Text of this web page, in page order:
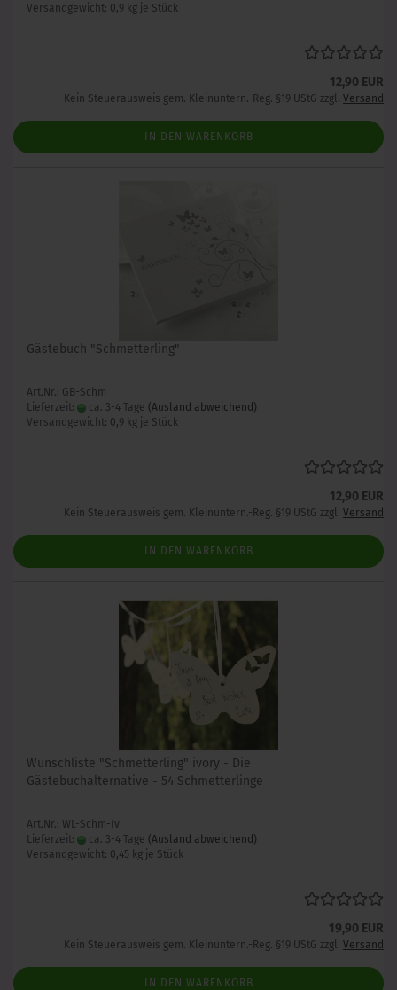
Versandgewicht: 0,9 kg je Stück
12,90 EUR
Kein Steuerausweis gem. Kleinuntern.-Reg. §19 UStG zzgl. Versand
IN DEN WARENKORB
Gästebuch "Schmetterling"
Art.Nr.: GB-Schm
Lieferzeit:
ca. 3-4 Tage (Ausland abweichend)
Versandgewicht: 0,9 kg je Stück
12,90 EUR
Kein Steuerausweis gem. Kleinuntern.-Reg. §19 UStG zzgl. Versand
IN DEN WARENKORB
Wunschliste "Schmetterling" ivory - Die
Gästebuchalternative - 54 Schmetterlinge
Art.Nr.: WL-Schm-Iv
Lieferzeit:
ca. 3-4 Tage (Ausland abweichend)
Versandgewicht: 0,45 kg je Stück
19,90 EUR
Kein Steuerausweis gem. Kleinuntern.-Reg. §19 UStG zzgl. Versand
IN DEN WARENKORB